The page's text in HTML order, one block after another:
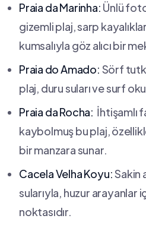
Praia da Marinha: Ünlü
gizemli plaj, ⁢sarp
kumsalıyla göz ⁤alıcı⁢ bir⁤
Praia⁢ do Amado: Sörf
plaj, duru suları‍ ve‌ surf
Praia da Rocha: İhtişamlı
kaybolmuş bu plaj,⁣
bir manzara‍ sunar.
Cacela Velha Koyu:Sakin
sularıyla, huzur​ arayanlar
noktasıdır.